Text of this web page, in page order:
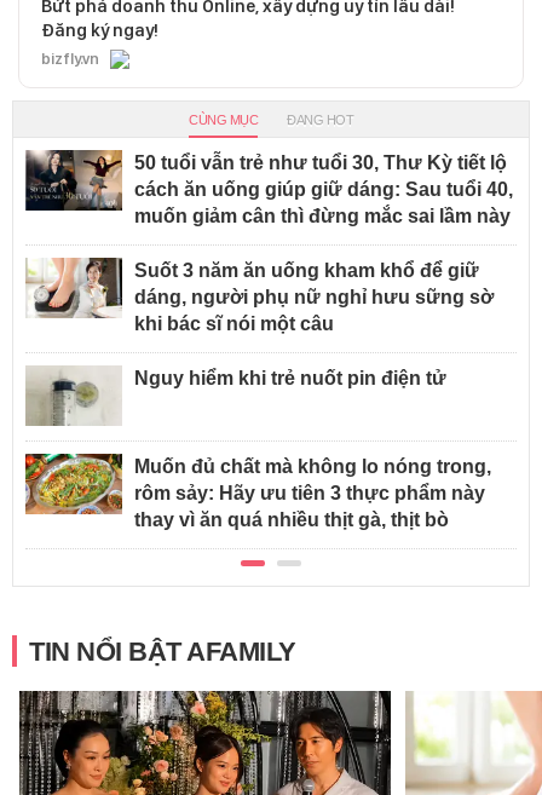
Bứt phá doanh thu Online, xây dựng uy tín lâu dài!
Đăng ký ngay!
bizfly.vn
CÙNG MỤC ĐANG HOT
50 tuổi vẫn trẻ như tuổi 30, Thư Kỳ tiết lộ
cách ăn uống giúp giữ dáng: Sau tuổi 40,
muốn giảm cân thì đừng mắc sai lầm này
Suốt 3 năm ăn uống kham khổ để giữ
dáng, người phụ nữ nghỉ hưu sững sờ
khi bác sĩ nói một câu
Nguy hiểm khi trẻ nuốt pin điện tử
Muốn đủ chất mà không lo nóng trong,
rôm sảy: Hãy ưu tiên 3 thực phẩm này
thay vì ăn quá nhiều thịt gà, thịt bò
TIN NỔI BẬT AFAMILY